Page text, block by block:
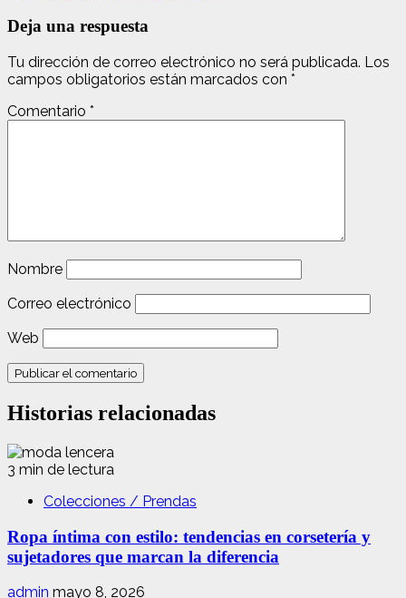
Deja una respuesta
Tu dirección de correo electrónico no será publicada. Los
campos obligatorios están marcados con *
Comentario *
Nombre
Correo electrónico
Web
Historias relacionadas
3 min de lectura
Colecciones / Prendas
Ropa íntima con estilo: tendencias en corsetería y
sujetadores que marcan la diferencia
admin mayo 8, 2026